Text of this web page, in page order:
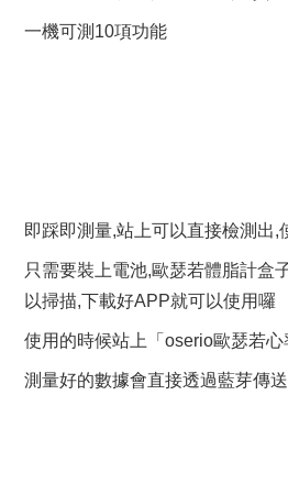
一機可測10項功能
即踩即測量,站上可以直接檢測出,
只需要裝上電池,歐瑟若體脂計盒
以掃描,下載好APP就可以使用囉
使用的時候站上「oserio歐瑟若
測量好的數據會直接透過藍芽傳送